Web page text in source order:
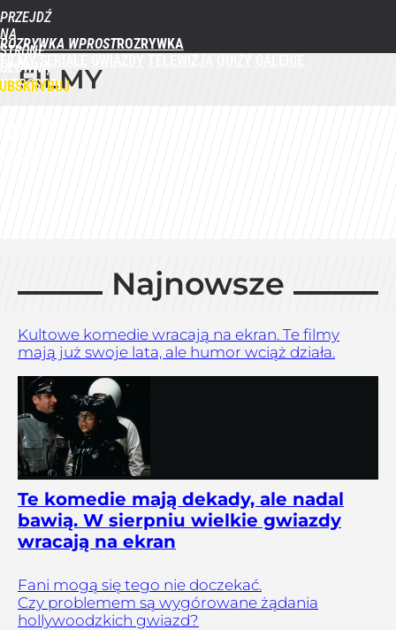
PRZEJDŹ
NA
STRONĘ
GŁÓWNĄ
WPROST.PL
ROZRYWKA WPROST
FILMY
Najnowsze
Te komedie mają dekady, ale nadal
bawią. W sierpniu wielkie gwiazdy
wracają na ekran
Kultowe komedie wracają na ekran. Te filmy
mają już swoje lata, ale humor wciąż działa.
Fani mogą się tego nie doczekać.
Czy problemem są wygórowane żądania
hollywoodzkich gwiazd?